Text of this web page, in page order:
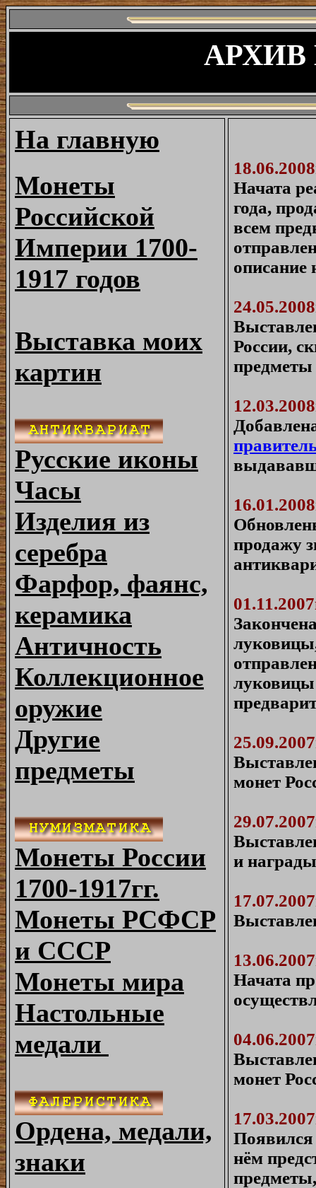
На главную
Монеты
Российской
Империи 1700-
1917 годов
Выставка моих
картин
Русские иконы
Часы
Изделия из
серебра
Фарфор, фаянс,
керамика
Античность
Коллекционное
оружие
Другие
предметы
Монеты России
1700-1917гг.
Монеты РСФСР
и СССР
Монеты мира
Настольные
медали
Ордена, медали,
знаки
Начата
года,
всем
описание
России,
продажу
луковицы
монет
и
Начата
монет
нём